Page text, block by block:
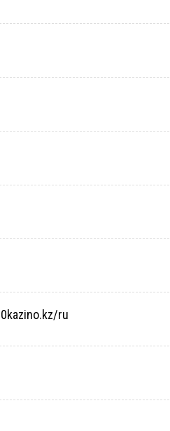
ru